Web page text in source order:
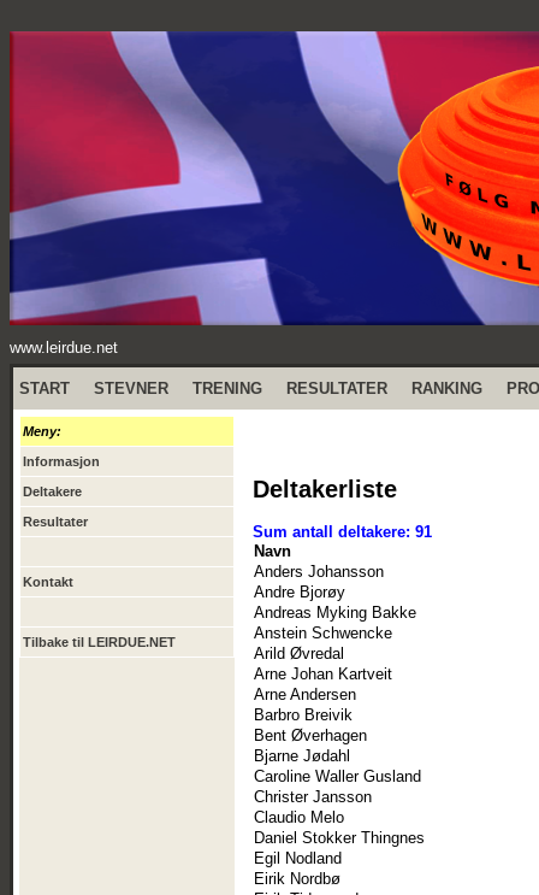
www.leirdue.net
START STEVNER TRENING RESULTATER RANKING
Meny:
Informasjon
Deltakere
Resultater
Kontakt
Tilbake til LEIRDUE.NET
Deltakerliste
Sum antall deltakere: 91
Navn
Anders Johansson
Andre Bjorøy
Andreas Myking Bakke
Anstein Schwencke
Arild Øvredal
Arne Johan Kartveit
Arne Andersen
Barbro Breivik
Bent Øverhagen
Bjarne Jødahl
Caroline Waller Gusland
Christer Jansson
Claudio Melo
Daniel Stokker Thingnes
Egil Nodland
Eirik Nordbø